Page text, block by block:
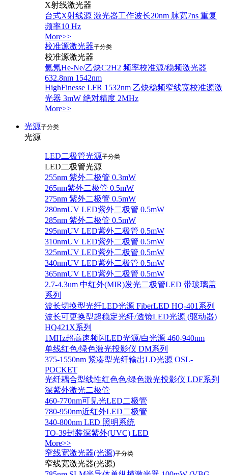
X射线激光器
台式X射线源 激光器工作波长20nm 脉宽7ns 重复
频率10 Hz
More>>
校准源激光器子分类
校准源激光器
氦氖He-Ne/乙炔C2H2 频率校准源/稳频激光器
632.8nm 1542nm
HighFinesse LFR 1532nm 乙炔稳频窄线宽校准源激
光器 3mW 绝对精度 2MHz
More>>
光源子分类
光源
LED二极管光源子分类
LED二极管光源
255nm 紫外二极管 0.3mW
265nm紫外二极管 0.5mW
275nm 紫外二极管 0.5mW
280nmUV LED紫外二极管 0.5mW
285nm 紫外二极管 0.5mW
295nmUV LED紫外二极管 0.5mW
310nmUV LED紫外二极管 0.5mW
325nmUV LED紫外二极管 0.5mW
340nmUV LED紫外二极管 0.5mW
365nmUV LED紫外二极管 0.5mW
2.7-4.3um 中红外(MIR)发光二极管LED 带玻璃盖
系列
波长切换型光纤LED光源 FiberLED HQ-401系列
波长可更换型超稳定光纤/透镜LED光源 (驱动器)
HQ421X系列
1MHz超高速频闪LED光源/白光源 460-940nm
单线红色/绿色激光投影仪 DM系列
375-1550nm 紧凑型光纤输出LD光源 OSL-
POCKET
光纤耦合型线性红色色/绿色激光投影仪 LDF系列
深紫外激光二极管
460-770nm可见光LED二极管
780-950nm近红外LED二极管
340-800nm LED 照明系统
TO-39封装深紫外(UVC) LED
More>>
窄线宽激光器(光源)子分类
窄线宽激光器(光源)